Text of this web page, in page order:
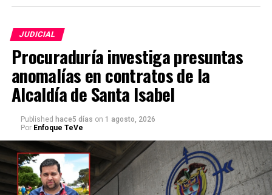
JUDICIAL
Procuraduría investiga presuntas
anomalías en contratos de la
Alcaldía de Santa Isabel
Published hace5 días on 1 agosto, 2026
Por Enfoque TeVe